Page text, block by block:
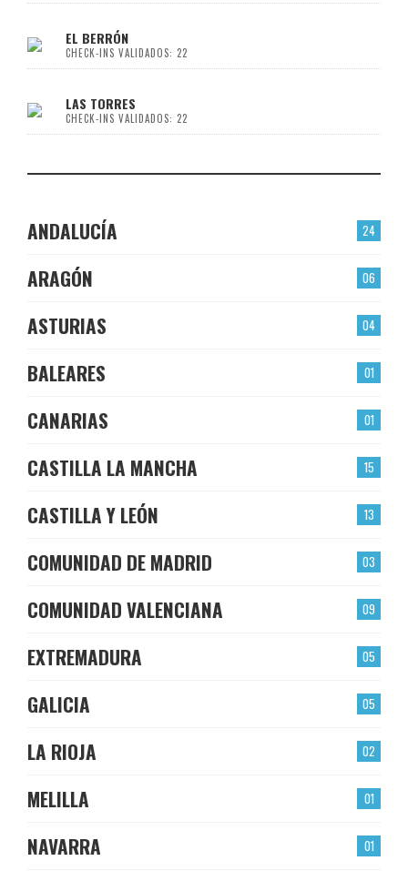
EL BERRÓN
CHECK-INS VALIDADOS: 22
LAS TORRES
CHECK-INS VALIDADOS: 22
24
ANDALUCÍA
06
ARAGÓN
04
ASTURIAS
01
BALEARES
01
CANARIAS
15
CASTILLA LA MANCHA
13
CASTILLA Y LEÓN
03
COMUNIDAD DE MADRID
09
COMUNIDAD VALENCIANA
05
EXTREMADURA
05
GALICIA
02
LA RIOJA
01
MELILLA
01
NAVARRA